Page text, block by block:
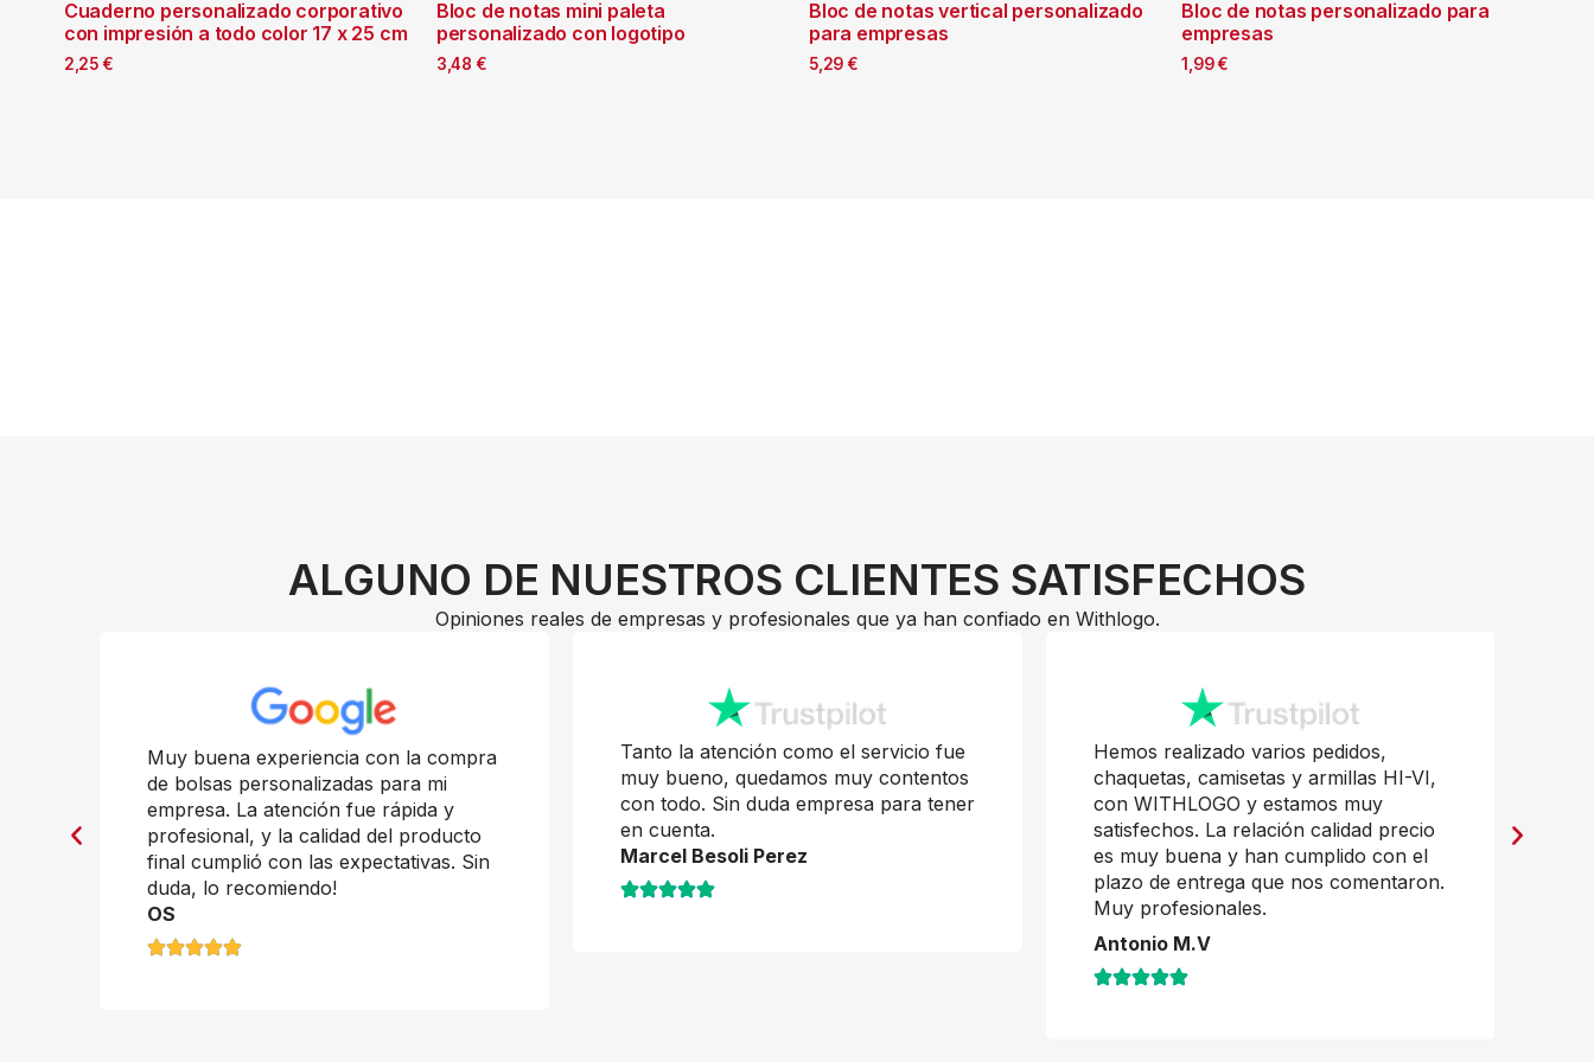
Cuaderno personalizado corporativo
con impresión a todo color 17 x 25 cm
2,25 €
Bloc de notas mini paleta
personalizado con logotipo
3,48 €
Bloc de notas vertical personalizado
para empresas
5,29 €
Bloc de notas personalizado para
empresas
1,99€
ALGUNO DE NUESTROS CLIENTES SATISFECHOS
Opiniones reales de empresas y profesionales que ya han confiado en Withlogo.
Muy buena experiencia con la compra
de bolsas personalizadas para mi
empresa. La atención fue rápida y
profesional, y la calidad del producto
final cumplió con las expectativas. Sin
duda, lo recomiendo!
OS
Tanto la atención como el servicio fue
muy bueno, quedamos muy contentos
con todo. Sin duda empresa para tener
en cuenta.
Marcel Besoli Perez
Hemos realizado varios pedidos,
chaquetas, camisetas y armillas HI-VI,
con WITHLOGO y estamos muy
satisfechos. La relación calidad precio
es muy buena y han cumplido con el
plazo de entrega que nos comentaron.
Muy profesionales.
Antonio M.V